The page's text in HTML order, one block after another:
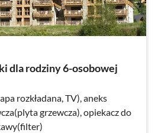
dla rodziny 6-osobowej
rozkładana, TV), aneks
grzewcza), opiekacz do